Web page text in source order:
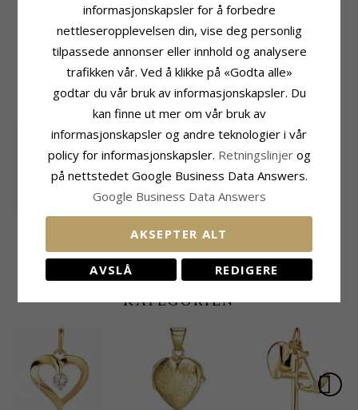
Lengde:
42 cm pluss 3 cm forlengerkjede
Bredde: 9,5 mm
Leveringstid
Leveringstid:Ca. 5-10 Hverdager
KUNDER KJØPER OGSÅ
MEST POPULÆRE PRODUKTER I
KATEGORIEN
informasjonskapsler for å forbedre
nettleseropplevelsen din, vise deg personlig
tilpassede annonser eller innhold og analysere
trafikken vår. Ved å klikke på «Godta alle»
godtar du vår bruk av informasjonskapsler. Du
kan finne ut mer om vår bruk av
informasjonskapsler og andre teknologier i vår
policy for informasjonskapsler. Retningslinjer og
på nettstedet Google Business Data Answers.
Google Business Data Answers
AKSEPTER ALT
AVSLÅ REDIGERE